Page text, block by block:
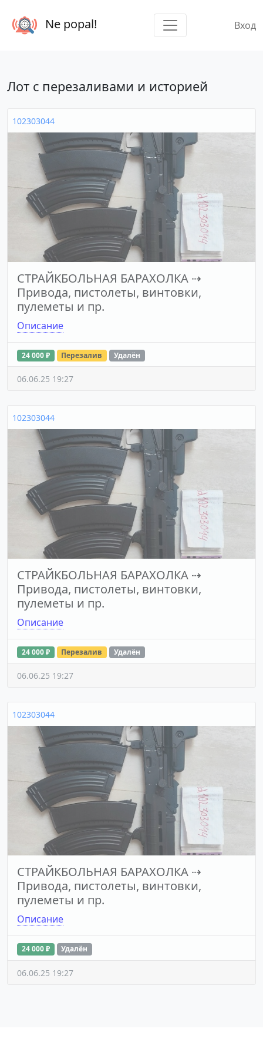
Ne popal! Вход
Лот с перезаливами и историей
102303044
СТРАЙКБОЛЬНАЯ БАРАХОЛКА ⇢
Привода, пистолеты, винтовки,
пулеметы и пр.
Описание
24 000 ₽ Перезалив Удалён
06.06.25 19:27
102303044
СТРАЙКБОЛЬНАЯ БАРАХОЛКА ⇢
Привода, пистолеты, винтовки,
пулеметы и пр.
Описание
24 000 ₽ Перезалив Удалён
06.06.25 19:27
102303044
СТРАЙКБОЛЬНАЯ БАРАХОЛКА ⇢
Привода, пистолеты, винтовки,
пулеметы и пр.
Описание
24 000 ₽ Удалён
06.06.25 19:27